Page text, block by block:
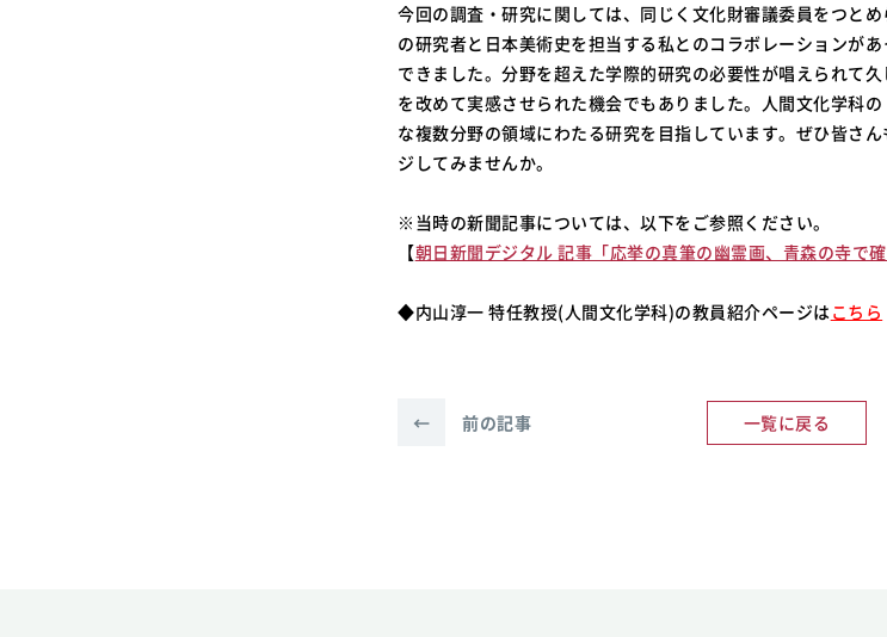
今回の調査・研究に関しては、同じく文化財審議委員をつと
の研究者と日本美術史を担当する私とのコラボレーションが
できました。分野を超えた学際的研究の必要性が唱えられて
を改めて実感させられた機会でもありました。人間文化学科
な複数分野の領域にわたる研究を目指しています。ぜひ皆さ
ジしてみませんか。
※当時の新聞記事については、以下をご参照ください。
【朝日新聞デジタル 記事「応挙の真筆の幽霊画、青森の寺
◆内山淳一 特任教授(人間文化学科)の教員紹介ページは こちら
← 前の記事 一覧に戻る